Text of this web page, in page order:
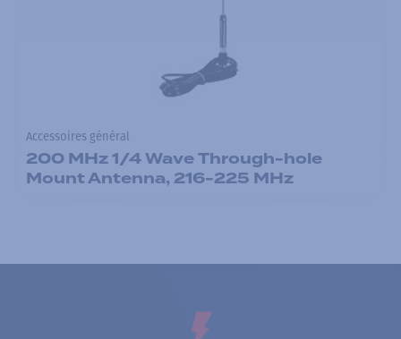
Accessoires général
200 MHz 1/4 Wave Through-hole
Mount Antenna, 216-225 MHz